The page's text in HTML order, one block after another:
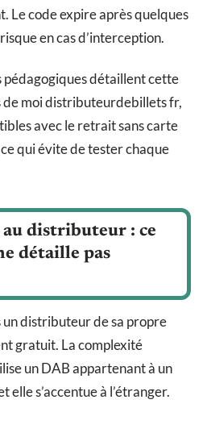
Le code expire après quelques
en cas d’interception.
pédagogiques détaillent cette
de moi distributeurdebillets fr,
avec le retrait sans carte
qui évite de tester chaque
distributeur : ce
détaille pas
un distributeur de sa propre
gratuit. La complexité
un DAB appartenant à un
elle s’accentue à l’étranger.